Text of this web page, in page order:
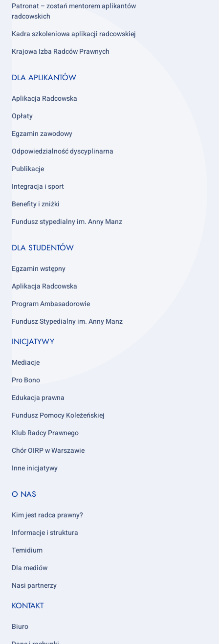
Patronat – zostań mentorem aplikantów
radcowskich
Kadra szkoleniowa aplikacji radcowskiej
Krajowa Izba Radców Prawnych
Footer
3
DLA APLIKANTÓW
Aplikacja Radcowska
Opłaty
Egzamin zawodowy
Odpowiedzialność dyscyplinarna
Publikacje
Integracja i sport
Benefity i zniżki
Fundusz stypedialny im. Anny Manz
Footer
4
DLA STUDENTÓW
Egzamin wstępny
Aplikacja Radcowska
Program Ambasadorowie
Fundusz Stypedialny im. Anny Manz
INICJATYWY
Mediacje
Pro Bono
Edukacja prawna
Fundusz Pomocy Koleżeńskiej
Klub Radcy Prawnego
Chór OIRP w Warszawie
Inne inicjatywy
Footer
5
O NAS
Kim jest radca prawny?
Informacje i struktura
Temidium
Dla mediów
Nasi partnerzy
KONTAKT
Biuro